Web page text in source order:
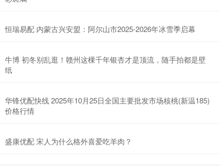
恒瑞易配 内蒙古兴安盟：阿尔山市2025-2026年冰雪季启幕
牛博 初冬别乱逛！赣州这棵千年银杏才是顶流，随手拍都是壁
纸
华锋优配快线 2025年10月25日全国主要批发市场核桃(新温185)
价格行情
盛康优配 宋人为什么格外喜爱吃羊肉？